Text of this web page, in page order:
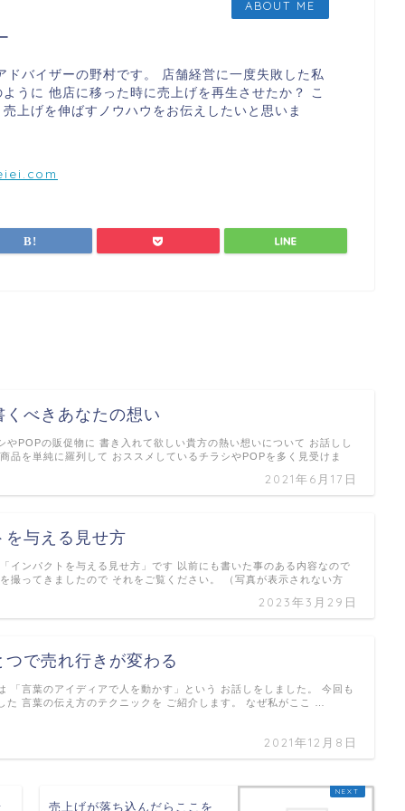
ABOUT ME
ドバイザーの野村です。 店舗経営に一度失敗した私
うに 他店に移った時に売上げを再生させたか？ こ
上げを伸ばすノウハウをお伝えしたいと思いま
くべきあなたの想い
2021年6月17日
やPOPの販促物に 書き入れて欲しい貴方の熱い想いについて お話しし
品を単純に羅列して おススメしているチラシやPOPを多く見受けま
を与える見せ方
2023年3月29日
インパクトを与える見せ方」です 以前にも書いた事のある内容なので
撮ってきましたので それをご覧ください。 （写真が表示されない方
つで売れ行きが変わる
2021年12月8日
「言葉のアイディアで人を動かす」という お話しをしました。 今回も
た 言葉の伝え方のテクニックを ご紹介します。 なぜ私がここ …
売上げが落ち込んだらここを